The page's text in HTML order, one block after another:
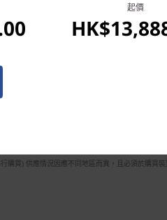
X13 Yoga Gen 4 2 合
獲享全面防護—裝置可提
，並配備 ThinkShield 強效
Microsoft 安全核心防護
頭蓋與觸控指紋辨識器開
Windows 11 專業版，方可使用。運作情況取決於
購買) 供應情況因應不同地區而異，且必須於購買裝
起價